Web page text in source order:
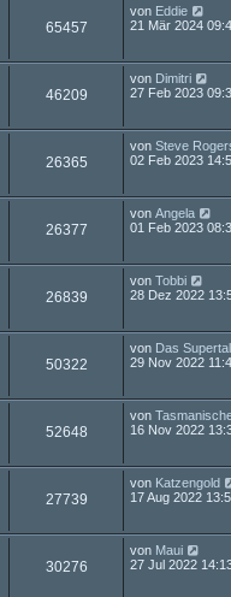
65457
von Eddie
21 Mär 2024
46209
von Dimitri
27 Feb 2023
26365
von Steve
02 Feb 2023
26377
von Angela
01 Feb 2023
26839
von Tobbi
28 Dez 2022
50322
von Das
29 Nov 2022
52648
von
16 Nov 2022
27739
von Katzengold
17 Aug 2022
30276
von Maui
27 Jul 2022